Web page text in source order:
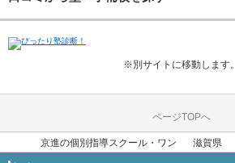
※別サイトに移動します。
ページTOPへ
京進の個別指導スクール・ワン 滋賀県